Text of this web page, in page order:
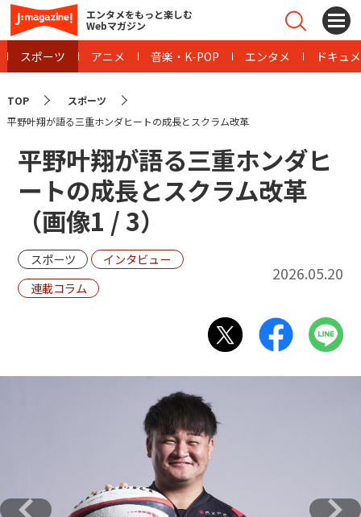
エンタメをもっと楽しむ
Webマガジン
スポーツ アニメ 音楽・K-POP エンタメ ドキュ
TOP
スポーツ
平野叶翔が語る三重ホンダヒートの成長とスクラム改革
平野叶翔が語る三重ホンダヒ
ートの成長とスクラム改革
（画像1 / 3）
スポーツ
インタビュー
連載コラム
2026.05.20